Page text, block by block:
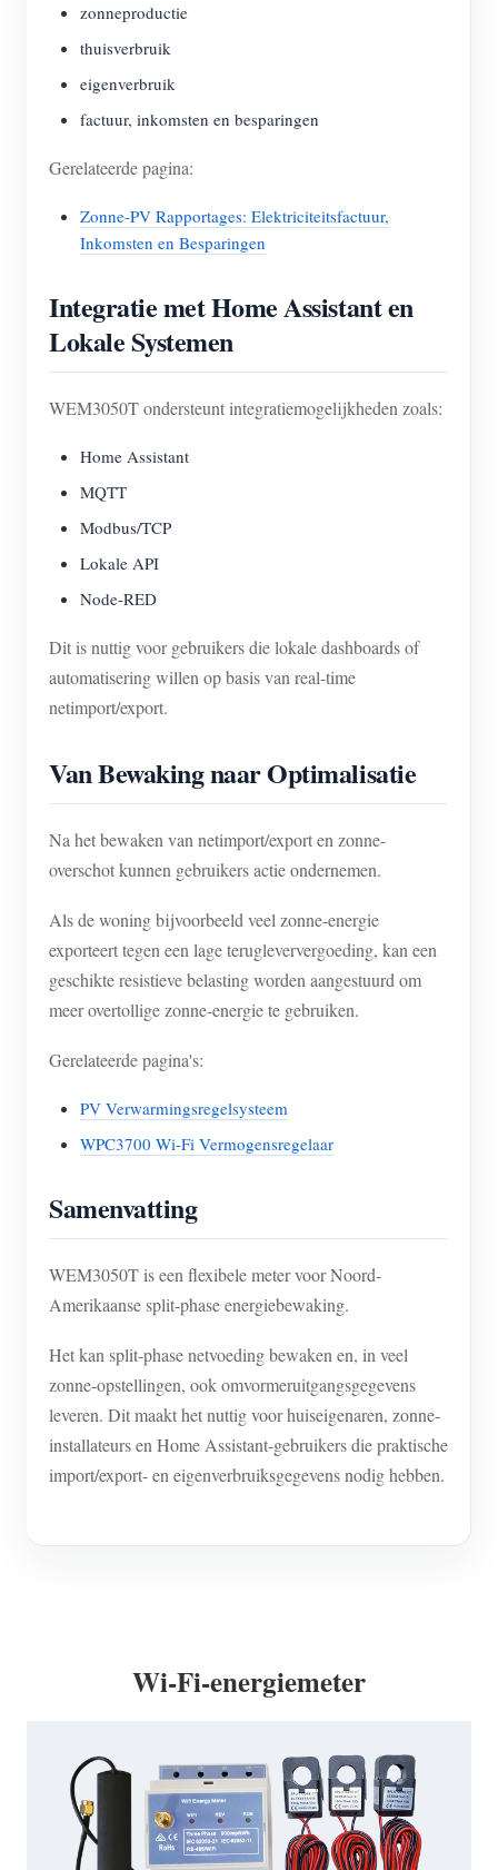
zonneproductie
thuisverbruik
eigenverbruik
factuur, inkomsten en besparingen
Gerelateerde pagina:
Zonne-PV Rapportages: Elektriciteitsfactuur,
Inkomsten en Besparingen
Integratie met Home Assistant en
Lokale Systemen
WEM3050T ondersteunt integratiemogelijkheden zoals:
Home Assistant
MQTT
Modbus/TCP
Lokale API
Node-RED
Dit is nuttig voor gebruikers die lokale dashboards of
automatisering willen op basis van real-time
netimport/export.
Van Bewaking naar Optimalisatie
Na het bewaken van netimport/export en zonne-
overschot kunnen gebruikers actie ondernemen.
Als de woning bijvoorbeeld veel zonne-energie
exporteert tegen een lage terugleververgoeding, kan een
geschikte resistieve belasting worden aangestuurd om
meer overtollige zonne-energie te gebruiken.
Gerelateerde pagina's:
PV Verwarmingsregelsysteem
WPC3700 Wi-Fi Vermogensregelaar
Samenvatting
WEM3050T is een flexibele meter voor Noord-
Amerikaanse split-phase energiebewaking.
Het kan split-phase netvoeding bewaken en, in veel
zonne-opstellingen, ook omvormeruitgangsgegevens
leveren. Dit maakt het nuttig voor huiseigenaren, zonne-
installateurs en Home Assistant-gebruikers die praktische
import/export- en eigenverbruiksgegevens nodig hebben.
Wi-Fi-energiemeter